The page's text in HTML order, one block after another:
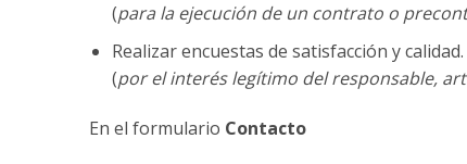
(para la ejecución de un contrato o
Realizar encuestas de satisfacción y calidad.
(por el interés legítimo del responsable,
En el formulario Contacto